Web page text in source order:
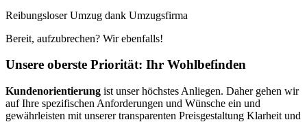
Reibungsloser Umzug dank Umzugsfirma
Bereit, aufzubrechen? Wir ebenfalls!
Unsere oberste Priorität: Ihr Wohlbefinden
Kundenorientierung ist unser höchstes Anliegen. Daher gehen wir
auf Ihre spezifischen Anforderungen und Wünsche ein und
gewährleisten mit unserer transparenten Preisgestaltung Klarheit und